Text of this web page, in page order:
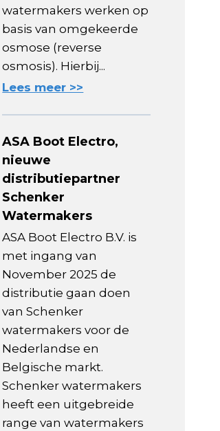
watermakers werken op
basis van omgekeerde
osmose (reverse
osmosis). Hierbij...
Lees meer >>
ASA Boot Electro,
nieuwe
distributiepartner
Schenker
Watermakers
ASA Boot Electro B.V. is
met ingang van
November 2025 de
distributie gaan doen
van Schenker
watermakers voor de
Nederlandse en
Belgische markt.
Schenker watermakers
heeft een uitgebreide
range van watermakers